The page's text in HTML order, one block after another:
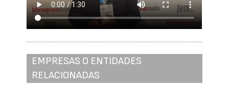
EMPRESAS O ENTIDADES
RELACIONADAS